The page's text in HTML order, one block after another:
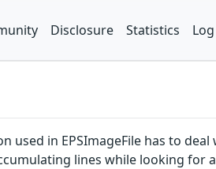
Disclosure Statistics
used in EPSImageFile has to deal
lines while looking for